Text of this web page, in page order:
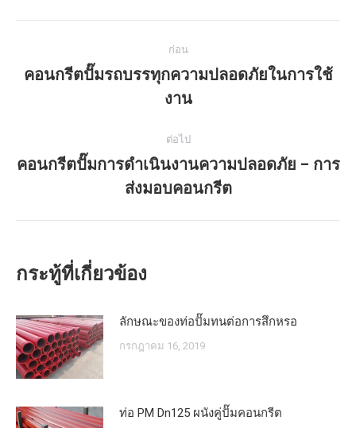
และ
รวดเร็ว
โพสต์
ก่อน
โพสต์
ก่อน
คอนกรีตปั๊มรถบรรทุกความปลอดภัยในการใช้
งาน
ต่อไป
โพสต์
ถัด
ไป:
คอนกรีตปั๊มการดำเนินงานความปลอดภัย – การ
ส่งมอบคอนกรีต
กระทู้ที่เกี่ยวข้อง
ลักษณะของท่อปั๊มทนต่อการสึกหรอ
กรกฎาคม 16, 2019
ท่อ PM Dn125 ผนังคู่ปั๊มคอนกรีต